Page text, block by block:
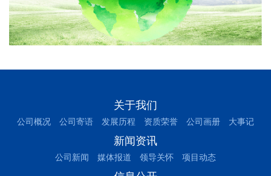
关于我们
公司概况 公司寄语 发展历程 资质荣誉 公司画册 大事记
新闻资讯
公司新闻 媒体报道 领导关怀 项目动态